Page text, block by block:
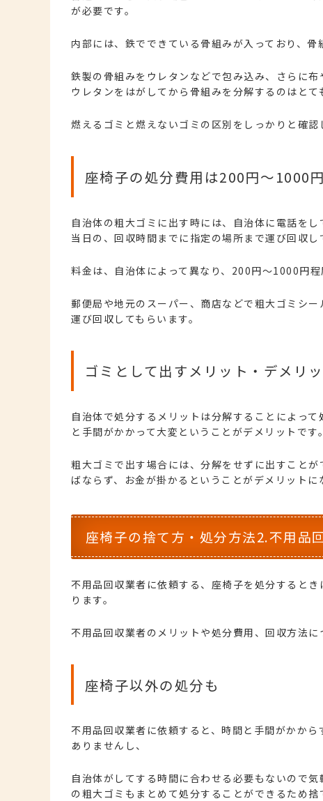
が必要です。
内部には、鉄でできている骨組みが入っており、
鉄製の骨組みをウレタンなどで包み込み、さらに
ウレタンをはがしてから骨組みを分解するのはとて
燃えるゴミと燃えないゴミの区別をしっかりと確
座椅子の処分費用は200円～1000円
自治体の粗大ゴミに出す時には、自治体に電話を
当日の、回収時間までに指定の場所まで運び回収し
料金は、自治体によって異なり、200円～1000円程
郵便局や地元のスーパー、商店などで粗大ゴミシ
運び回収してもらいます。
ゴミとして出すメリット・デメリ
自治体で処分するメリットは分解することによっ
と手間がかかって大変ということがデメリットです。
粗大ゴミで出す場合には、分解をせずに出すこと
ばならず、お金が掛かるということがデメリットに
座椅子の捨て方・処分方法2.不用品
不用品回収業者に依頼する、座椅子を処分すると
ります。
不用品回収業者のメリットや処分費用、回収方法に
座椅子以外の処分も
不用品回収業者に依頼すると、時間と手間がかか
ありませんし、
自治体がしてする時間に合わせる必要もないので
の粗大ゴミもまとめて処分することができるため捨